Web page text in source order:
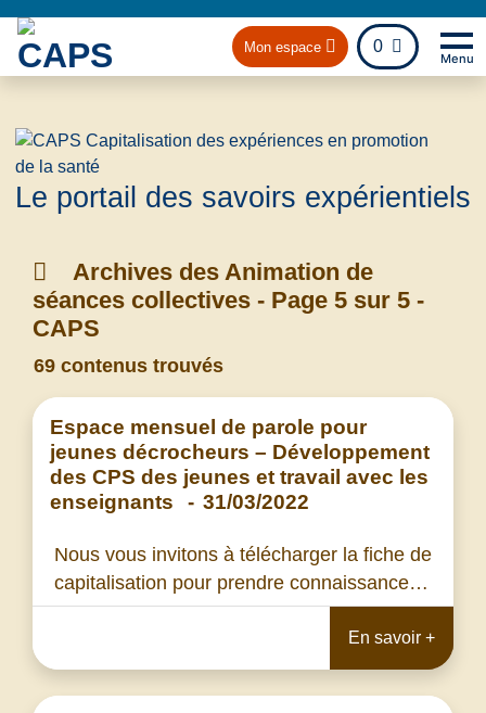
Mon espace 0
fichier
Menu
Le portail des savoirs expérientiels
Archives des Animation de
séances collectives - Page 5 sur 5 -
CAPS
69 contenus trouvés
Espace mensuel de parole pour
jeunes décrocheurs – Développement
des CPS des jeunes et travail avec les
enseignants
- 31/03/2022
Nous vous invitons à télécharger la fiche de
capitalisation pour prendre connaissance…
En savoir +